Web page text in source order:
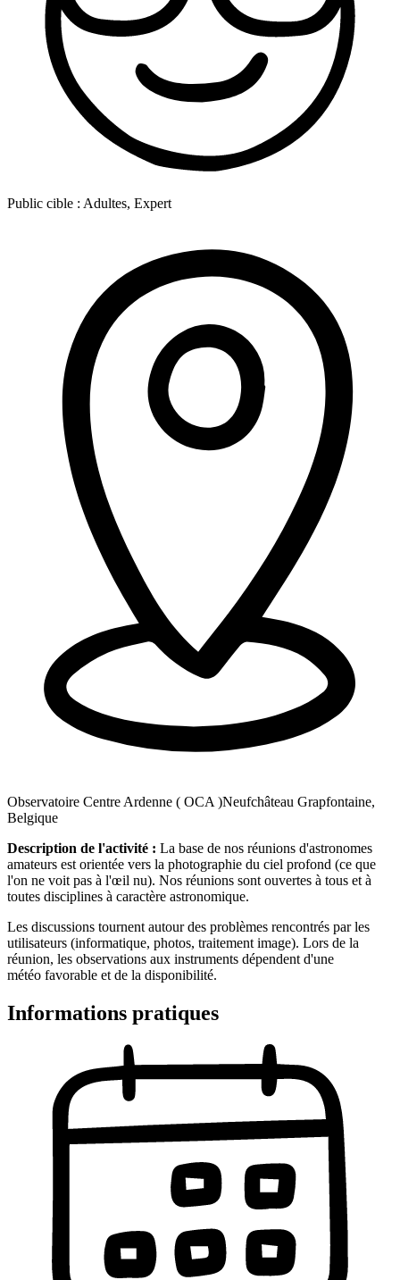
Public cible : Adultes, Expert
Observatoire Centre Ardenne ( OCA )Neufchâteau Grapfontaine,
Belgique
Description de l'activité : La base de nos réunions d'astronomes
amateurs est orientée vers la photographie du ciel profond (ce que
l'on ne voit pas à l'œil nu). Nos réunions sont ouvertes à tous et à
toutes disciplines à caractère astronomique.
Les discussions tournent autour des problèmes rencontrés par les
utilisateurs (informatique, photos, traitement image). Lors de la
réunion, les observations aux instruments dépendent d'une
météo favorable et de la disponibilité.
Informations pratiques